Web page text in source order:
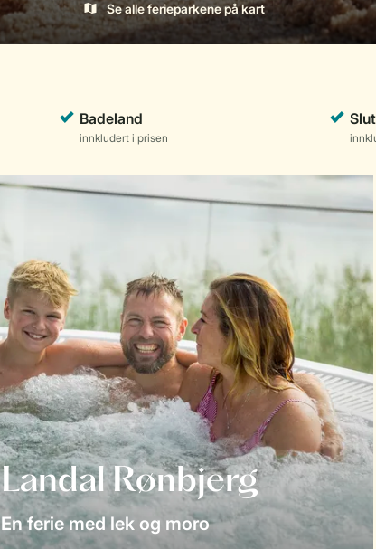
Se alle ferieparkene på kart
Landal Rønbjerg
En ferie med lek og moro